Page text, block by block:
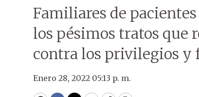
Familiares de
los pésimos tratos que
contra los privilegios y
Enero 28, 2022 05:13 p. m.